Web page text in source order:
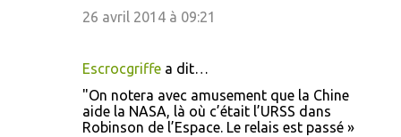
26 avril 2014 à 09:21
Escrocgriffe a dit…
"On notera avec amusement que la Chine
aide la NASA, là où c’était l’URSS dans
Robinson de l’Espace. Le relais est passé »